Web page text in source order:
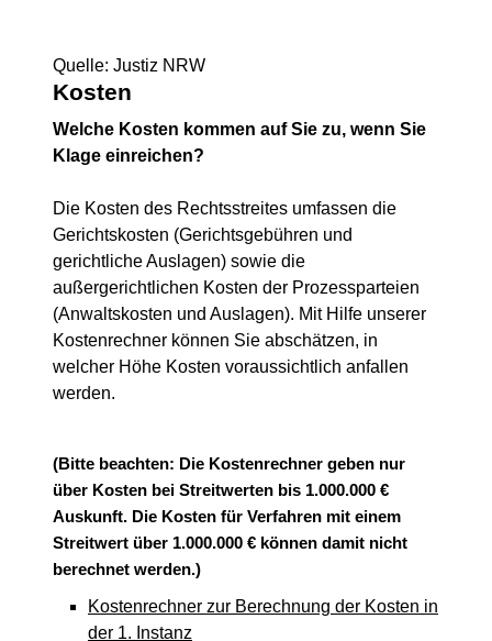
Quelle: Justiz NRW
Kosten
Welche Kosten kommen auf Sie zu, wenn Sie
Klage einreichen?
Die Kosten des Rechtsstreites umfassen die
Gerichtskosten (Gerichtsgebühren und
gerichtliche Auslagen) sowie die
außergerichtlichen Kosten der Prozessparteien
(Anwaltskosten und Auslagen). Mit Hilfe unserer
Kostenrechner können Sie abschätzen, in
welcher Höhe Kosten voraussichtlich anfallen
werden.
(Bitte beachten: Die Kostenrechner geben nur
über Kosten bei Streitwerten bis 1.000.000 €
Auskunft. Die Kosten für Verfahren mit einem
Streitwert über 1.000.000 € können damit nicht
berechnet werden.)
Kostenrechner zur Berechnung der Kosten in
der 1. Instanz